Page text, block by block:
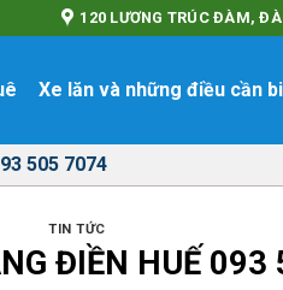
120 LƯƠNG TRÚC ĐÀM, ĐÀ
Xe lăn và những điều cần
505 7074
TIN TỨC
ĐIỀN HUẾ